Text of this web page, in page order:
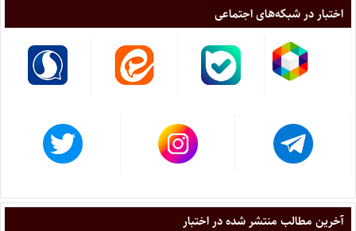
اختبار در شبکه‌های اجتماعی
آخرین مطالب منتشر شده در اختبار